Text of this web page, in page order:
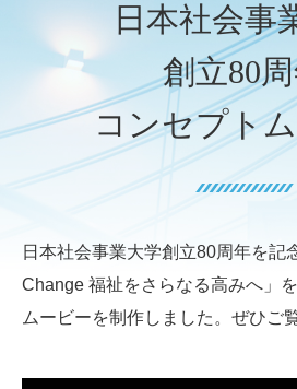
日本社会事
創立80
コンセプト
日本社会事業大学創立80周年を記
Change 福祉をさらなる高みへ」
ムービーを制作しました。ぜひご